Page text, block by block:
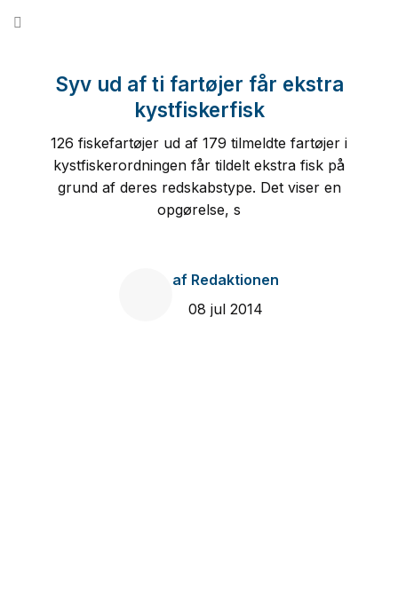
Syv ud af ti fartøjer får ekstra
kystfiskerfisk
126 fiskefartøjer ud af 179 tilmeldte fartøjer i
kystfiskerordningen får tildelt ekstra fisk på
grund af deres redskabstype. Det viser en
opgørelse, s
af Redaktionen
08 jul 2014